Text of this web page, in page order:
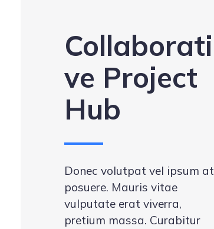
Collaborati
ve Project
Hub
Donec volutpat vel ipsum at
posuere. Mauris vitae
vulputate erat viverra,
pretium massa. Curabitur